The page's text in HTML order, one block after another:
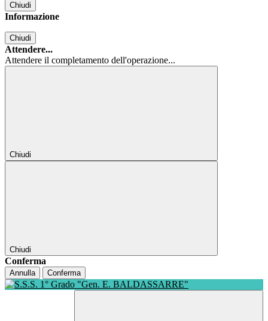
Chiudi
Informazione
Chiudi
Attendere...
Attendere il completamento dell'operazione...
Chiudi
Chiudi
Conferma
Annulla Conferma